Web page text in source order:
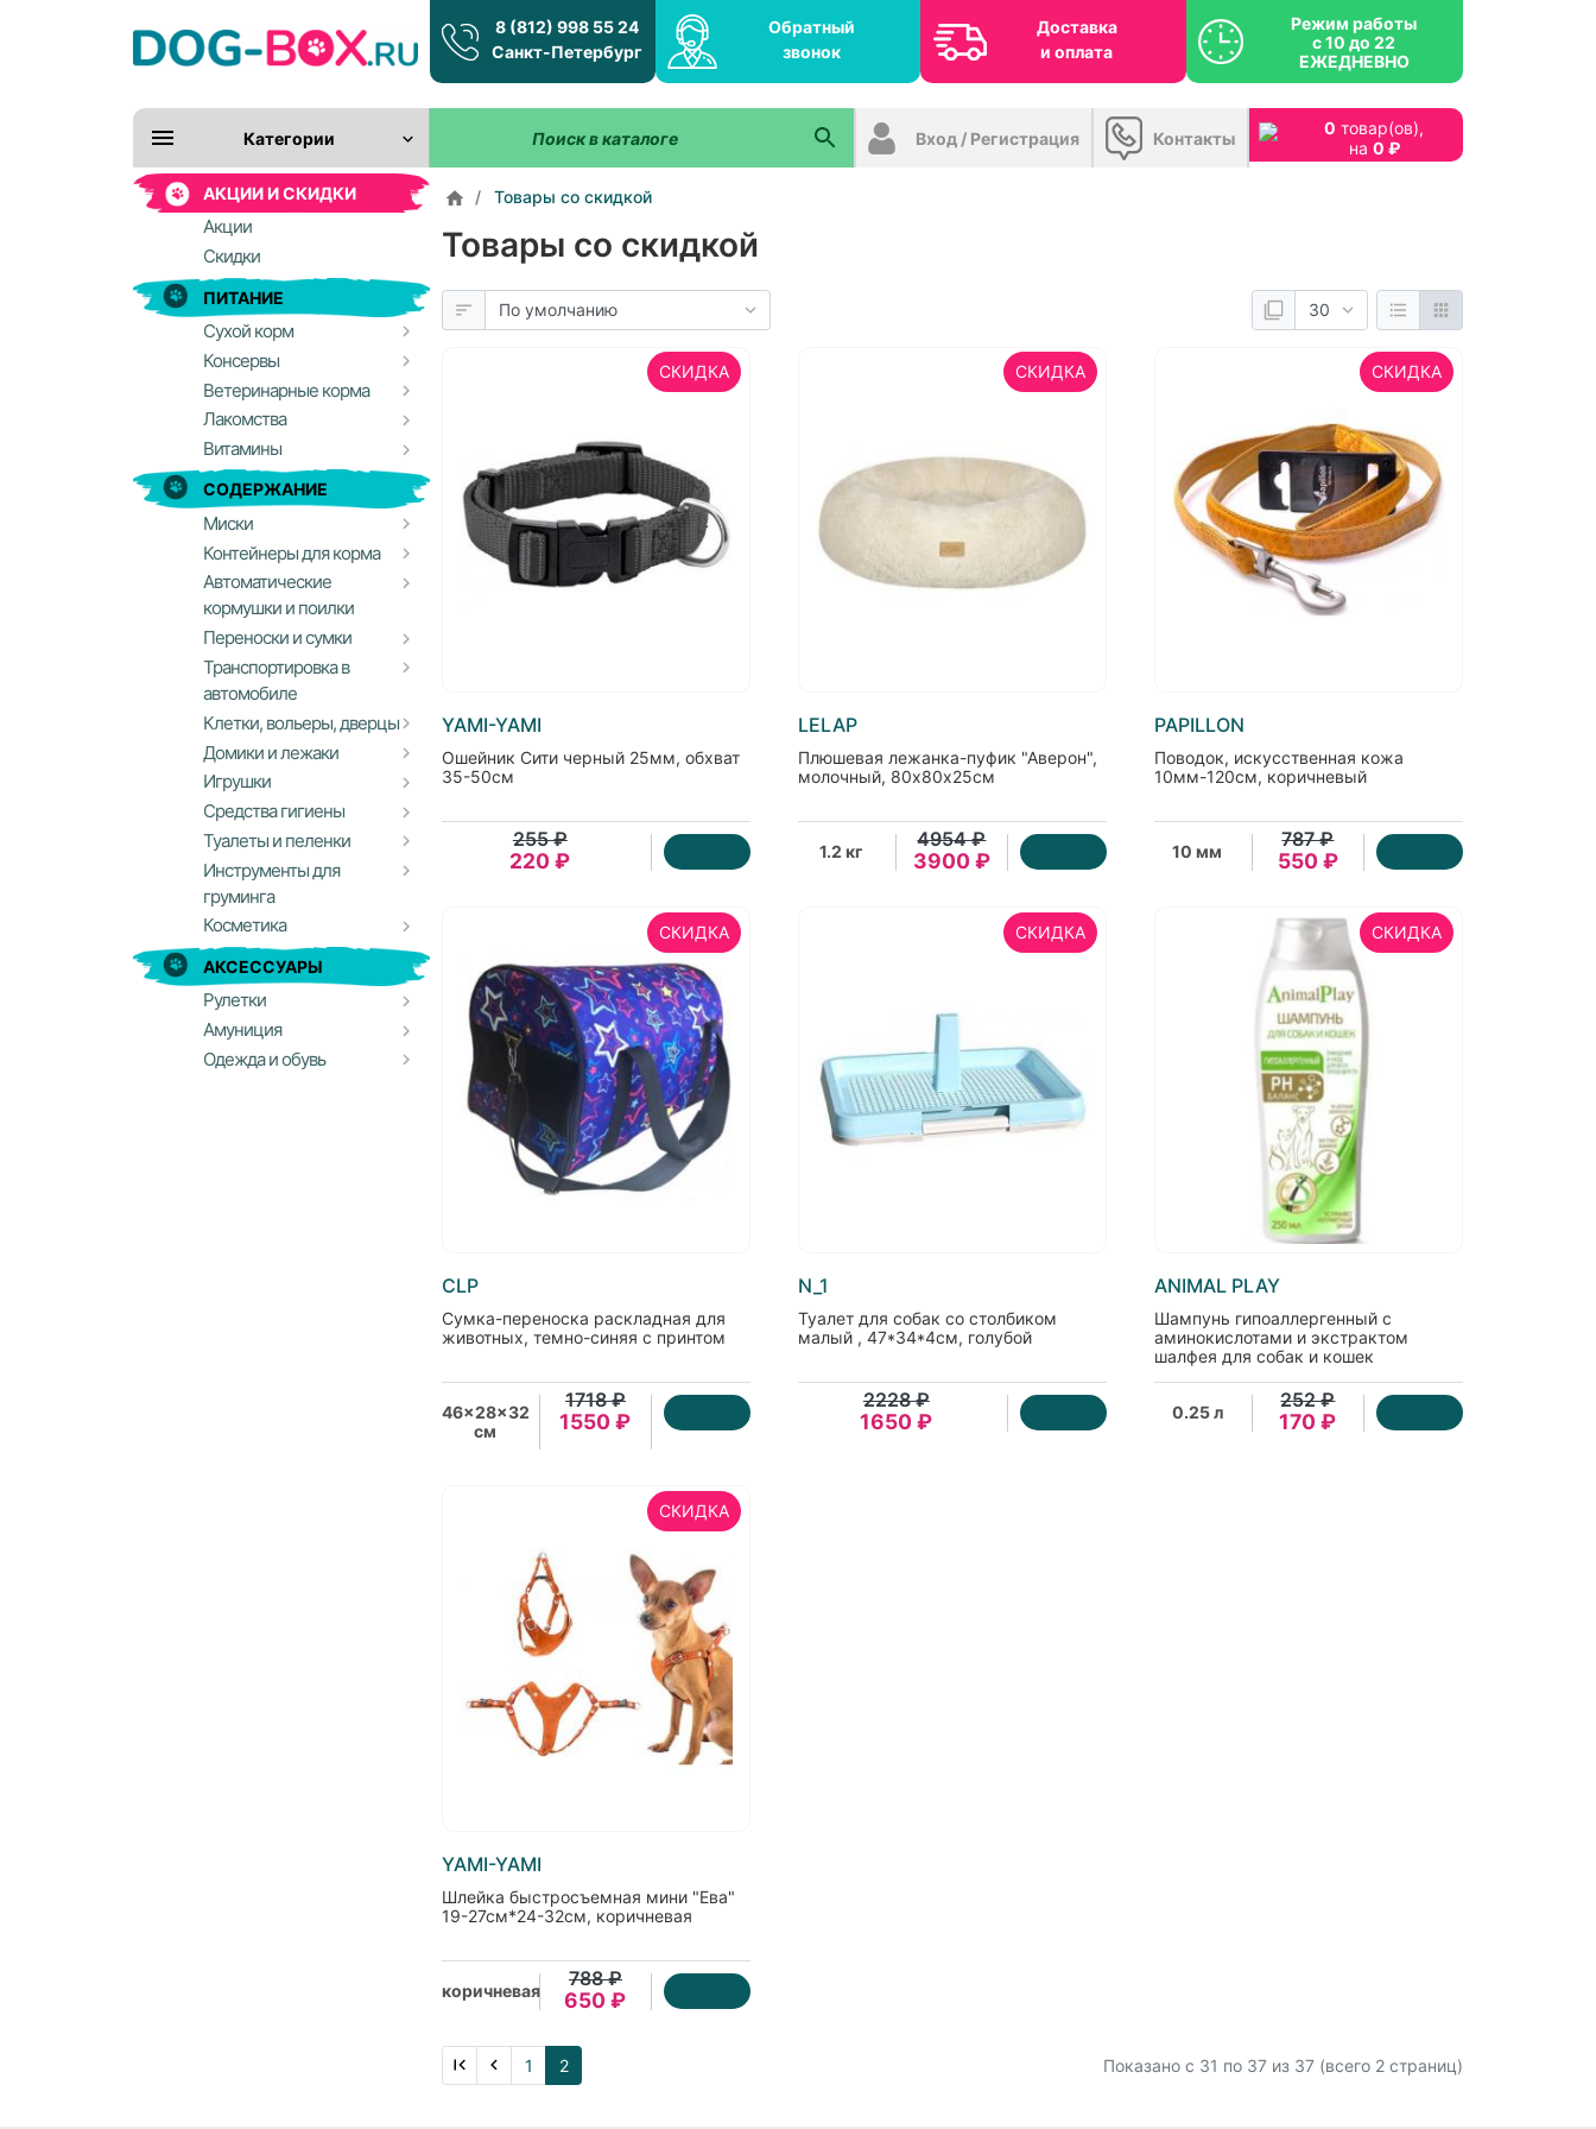
8 (812) 998 55 24
Санкт-Петербург
Обратный
звонок
Доставка
и оплата
Режим работы
с 10 до 22
ЕЖЕДНЕВНО
0 товар(ов),
на 0 ₽
Категории
АКЦИИ И СКИДКИ
Акции
Скидки
ПИТАНИЕ
Сухой корм
Консервы
Ветеринарные корма
Лакомства
Витамины
СОДЕРЖАНИЕ
Миски
Контейнеры для корма
Автоматические
кормушки и поилки
Переноски и сумки
Транспортировка в
автомобиле
Клетки, вольеры, дверцы
Домики и лежаки
Игрушки
Средства гигиены
Туалеты и пеленки
Инструменты для
груминга
Косметика
АКСЕССУАРЫ
Рулетки
Амуниция
Одежда и обувь
Вход / Регистрация Контакты
Товары со скидкой
Товары со скидкой
СКИДКА
YAMI-YAMI
Ошейник Сити черный 25мм, обхват
35-50см
255 ₽
220 ₽
СКИДКА
LELAP
Плюшевая лежанка-пуфик "Аверон",
молочный, 80х80х25см
1.2 кг
4954 ₽
3900 ₽
СКИДКА
PAPILLON
Поводок, искусственная кожа
10мм-120см, коричневый
10 мм
787 ₽
550 ₽
СКИДКА
CLP
Сумка-переноска раскладная для
животных, темно-синяя с принтом
46x28x32
см
1718 ₽
1550 ₽
СКИДКА
N_1
Туалет для собак со столбиком
малый , 47*34*4см, голубой
2228 ₽
1650 ₽
СКИДКА
ANIMAL PLAY
Шампунь гипоаллергенный с
аминокислотами и экстрактом
шалфея для собак и кошек
0.25 л
252 ₽
170 ₽
СКИДКА
YAMI-YAMI
Шлейка быстросъемная мини "Ева"
19-27см*24-32см, коричневая
коричневая
788 ₽
650 ₽
Показано с 31 по 37 из 37 (всего 2 страниц)
1 2